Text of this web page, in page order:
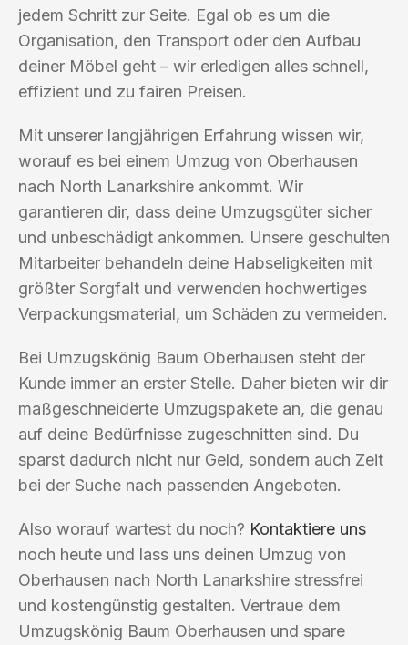
jedem Schritt zur Seite. Egal ob es um die
Organisation, den Transport oder den Aufbau
deiner Möbel geht – wir erledigen alles schnell,
effizient und zu fairen Preisen.
Mit unserer langjährigen Erfahrung wissen wir,
worauf es bei einem Umzug von Oberhausen
nach North Lanarkshire ankommt. Wir
garantieren dir, dass deine Umzugsgüter sicher
und unbeschädigt ankommen. Unsere geschulten
Mitarbeiter behandeln deine Habseligkeiten mit
größter Sorgfalt und verwenden hochwertiges
Verpackungsmaterial, um Schäden zu vermeiden.
Bei Umzugskönig Baum Oberhausen steht der
Kunde immer an erster Stelle. Daher bieten wir dir
maßgeschneiderte Umzugspakete an, die genau
auf deine Bedürfnisse zugeschnitten sind. Du
sparst dadurch nicht nur Geld, sondern auch Zeit
bei der Suche nach passenden Angeboten.
Also worauf wartest du noch? Kontaktiere uns
noch heute und lass uns deinen Umzug von
Oberhausen nach North Lanarkshire stressfrei
und kostengünstig gestalten. Vertraue dem
Umzugskönig Baum Oberhausen und spare